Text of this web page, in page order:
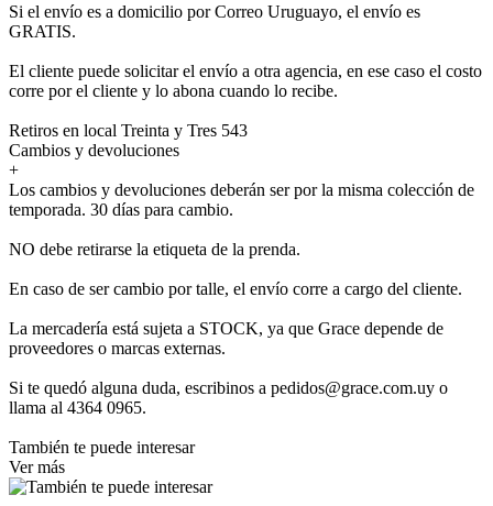
Si el envío es a domicilio por Correo Uruguayo, el envío es
GRATIS.
El cliente puede solicitar el envío a otra agencia, en ese caso el costo
corre por el cliente y lo abona cuando lo recibe.
Retiros en local Treinta y Tres 543
Cambios y devoluciones
+
Los cambios y devoluciones deberán ser por la misma colección de
temporada. 30 días para cambio.
NO debe retirarse la etiqueta de la prenda.
En caso de ser cambio por talle, el envío corre a cargo del cliente.
La mercadería está sujeta a STOCK, ya que Grace depende de
proveedores o marcas externas.
Si te quedó alguna duda, escribinos a pedidos@grace.com.uy o
llama al 4364 0965.
También te puede interesar
Ver más